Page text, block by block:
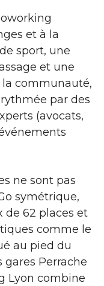
et à la
sport, une
et une
la communauté,
par des
(avocats,
ne sont pas
symétrique,
62 places et
comme le
au pied du
gares Perrache
Lyon combine